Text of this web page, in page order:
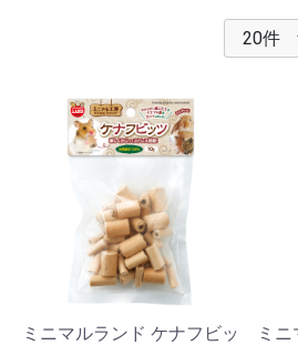
ミニマルランド ケナフビッ
ミ